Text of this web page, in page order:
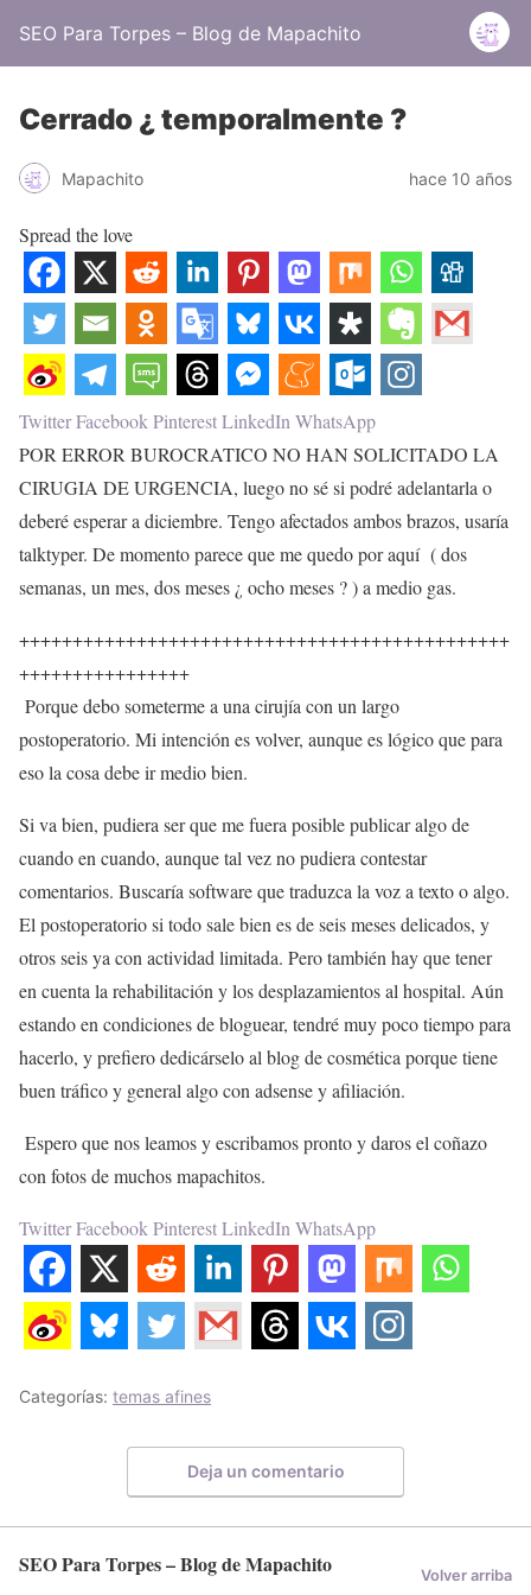
SEO Para Torpes – Blog de Mapachito
Cerrado ¿ temporalmente ?
Mapachito hace 10 años
Spread the love
TwitterFacebook PinterestLinkedIn WhatsApp
POR ERROR BUROCRATICO NO HAN SOLICITADO LA
CIRUGIA DE URGENCIA, luego no sé si podré adelantarla o
deberé esperar a diciembre. Tengo afectados ambos brazos, usaría
talktyper. De momento parece que me quedo por aquí ( dos
semanas, un mes, dos meses ¿ ocho meses ? ) a medio gas.
++++++++++++++++++++++++++++++++++++++++++++++
++++++++++++++++
Porque debo someterme a una cirujía con un largo
postoperatorio. Mi intención es volver, aunque es lógico que para
eso la cosa debe ir medio bien.
Si va bien, pudiera ser que me fuera posible publicar algo de
cuando en cuando, aunque tal vez no pudiera contestar
comentarios. Buscaría software que traduzca la voz a texto o algo.
El postoperatorio si todo sale bien es de seis meses delicados, y
otros seis ya con actividad limitada. Pero también hay que tener
en cuenta la rehabilitación y los desplazamientos al hospital. Aún
estando en condiciones de bloguear, tendré muy poco tiempo para
hacerlo, y prefiero dedicárselo al blog de cosmética porque tiene
buen tráfico y general algo con adsense y afiliación.
Espero que nos leamos y escribamos pronto y daros el coñazo
con fotos de muchos mapachitos.
TwitterFacebook PinterestLinkedIn WhatsApp
Categorías: temas afines
Deja un comentario
SEO Para Torpes – Blog de Mapachito Volver arriba